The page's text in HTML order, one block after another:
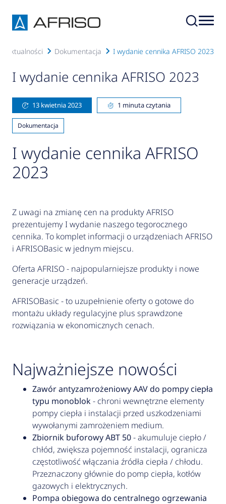
Aktualności Dokumentacja I wydanie cennika AFRISO 2023
I wydanie cennika AFRISO 2023
13 kwietnia 2023 1 minuta czytania
Dokumentacja
I wydanie cennika AFRISO
2023
Z uwagi na zmianę cen na produkty AFRISO
prezentujemy I wydanie naszego tegorocznego
cennika. To komplet informacji o urządzeniach AFRISO
i AFRISOBasic w jednym miejscu.
Oferta AFRISO - najpopularniejsze produkty i nowe
generacje urządzeń.
AFRISOBasic - to uzupełnienie oferty o gotowe do
montażu układy regulacyjne plus sprawdzone
rozwiązania w ekonomicznych cenach.
Najważniejsze nowości
Zawór antyzamrożeniowy AAV do pompy ciepła
typu monoblok- chroni wewnętrzne elementy
pompy ciepła i instalacji przed uszkodzeniami
wywołanymi zamrożeniem medium.
Zbiornik buforowy ABT 50- akumuluje ciepło /
chłód, zwiększa pojemność instalacji, ogranicza
częstotliwość włączania źródła ciepła / chłodu.
Przeznaczony głównie do pomp ciepła, kotłów
gazowych i elektrycznych.
Pompa obiegowa do centralnego ogrzewania